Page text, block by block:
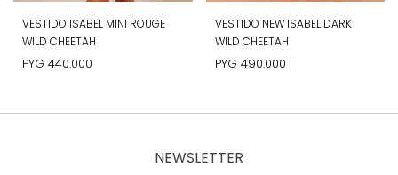
VESTIDO ISABEL MINI ROUGE
WILD CHEETAH
PYG 440.000
VESTIDO NEW ISABEL DARK
WILD CHEETAH
PYG 490.000
NEWSLETTER